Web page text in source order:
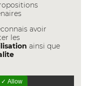
avoir
les
ainsi que
✓ Allow